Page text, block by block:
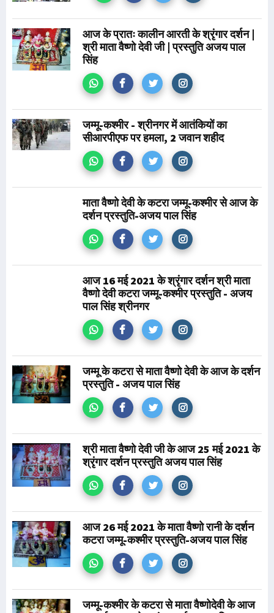
आज के प्रातः कालीन आरती के श्रृंगार दर्शन |
श्री माता वैष्णो देवी जी | प्रस्तुति अजय पाल
सिंह
जम्मू-कश्मीर - श्रीनगर में आतंकियों का
सीआरपीएफ पर हमला, 2 जवान शहीद
माता वैष्णो देवी के कटरा जम्मू-कश्मीर से आज के
दर्शन प्रस्तुति-अजय पाल सिंह
आज 16 मई 2021 के श्रृंगार दर्शन श्री माता
वैष्णो देवी कटरा जम्मू-कश्मीर प्रस्तुति - अजय
पाल सिंह श्रीनगर
जम्मू के कटरा से माता वैष्णो देवी के आज के दर्शन
प्रस्तुति - अजय पाल सिंह
श्री माता वैष्णो देवी जी के आज 25 मई 2021 के
श्रृंगार दर्शन प्रस्तुति अजय पाल सिंह
आज 26 मई 2021 के माता वैष्णो रानी के दर्शन
कटरा जम्मू-कश्मीर प्रस्तुति-अजय पाल सिंह
जम्मू-कश्मीर के कटरा से माता वैष्णोदेवी के आज